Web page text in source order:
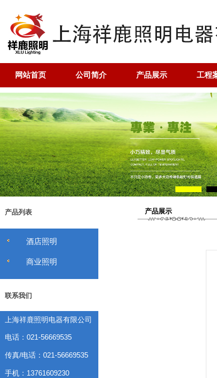
网站首页 公司简介 产品展示 工程
产品列表
酒店照明
商业照明
联系我们
上海祥鹿照明电器有限公司
电话：021-56669535
传真/电话：021-56669535
手机：13761609230
产品展示